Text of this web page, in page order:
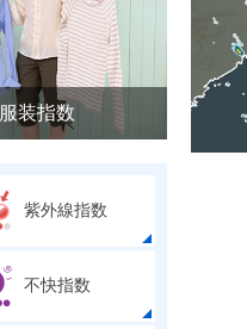
服装指数
紫外線指数
不快指数